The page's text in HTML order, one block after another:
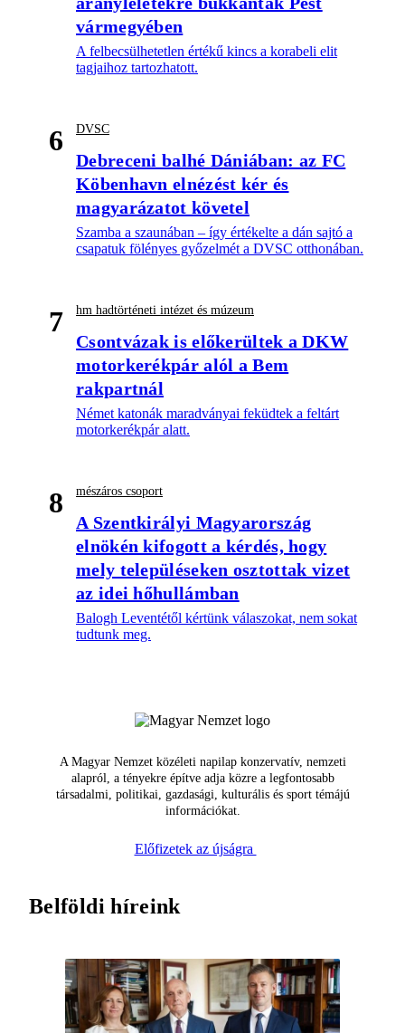
vármegyében
A felbecsülhetetlen értékű kincs a korabeli elit
tagjaihoz tartozhatott.
6 DVSC
Debreceni balhé Dániában: az FC
Köbenhavn elnézést kér és
magyarázatot követel
Szamba a szaunában – így értékelte a dán sajtó a
csapatuk fölényes győzelmét a DVSC otthonában.
7 hm hadtörténeti intézet és múzeum
Csontvázak is előkerültek a DKW
motorkerékpár alól a Bem
rakpartnál
Német katonák maradványai feküdtek a feltárt
motorkerékpár alatt.
8 mészáros csoport
A Szentkirályi Magyarország
elnökén kifogott a kérdés, hogy
mely településeken osztottak vizet
az idei hőhullámban
Balogh Leventétől kértünk válaszokat, nem sokat
tudtunk meg.
A Magyar Nemzet közéleti napilap konzervatív, nemzeti
alapról, a tényekre építve adja közre a legfontosabb
társadalmi, politikai, gazdasági, kulturális és sport témájú
információkat.
Előfizetek az újságra
Belföldi híreink